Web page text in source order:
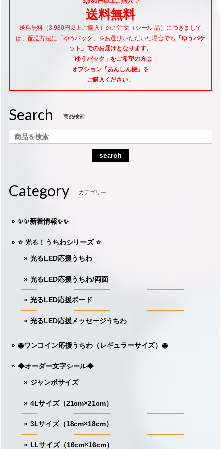
送料無料
送料無料（3,980円以上ご購入）のご注文（シール 品）につきまして
は、配送方法に「ゆうパック」をお選びいただいた場合でも
「ゆうパケ
ット」でのお届けとなります。
「ゆうパック」をご希望の方は
オプション「あんしん便」 を
ご購入ください。
Search 商品検索
search
Category カテゴリー
✨✨新着情報✨✨
⭐️ 光る！うちわシリーズ ⭐️
光るLED応援うちわ
光るLED応援うちわ/両面
光るLED応援ボード
光るLED応援メッセージうちわ
◉ワンコイン応援うちわ（レギュラーサイズ）◉
◆オーダー文字シール◆
ジャンボサイズ
4Lサイズ（21cm×21cm）
3Lサイズ（18cm×18cm）
LLサイズ（16cm×16cm）